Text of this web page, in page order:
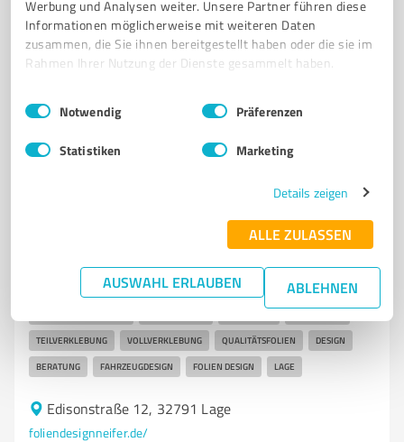
Werbung und Analysen weiter. Unsere Partner führen diese
Informationen möglicherweise mit weiteren Daten
zusammen, die Sie ihnen bereitgestellt haben oder die sie im
Rahmen Ihrer Nutzung der Dienste gesammelt haben.
Impressum Datenschutzbestimmungen
Einwilligungsauswahl
Notwendig Präferenzen
Statistiken Marketing
Details zeigen
ALLE ZULASSEN
AUSWAHL ERLAUBEN ABLEHNEN
Davenstedter Str. 60, 30453 Hannover
Tel. +49 511 9245668
hello@klavierstimmer.co
www.klavierstimmer.co/
4,93 / 5,00
104
Bewertungen (5 Quellen)
TEILVERKLEBUNG VOLLVERKLEBUNG QUALITÄTSFOLIEN DESIGN
BERATUNG FAHRZEUGDESIGN FOLIEN DESIGN LAGE
Edisonstraße 12, 32791 Lage
foliendesignneifer.de/